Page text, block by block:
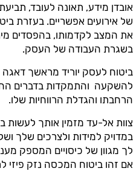
אובדן מידע, תאונה לעובד,
של אירועים אפשריים. בעזרת
את המצב לקדמותו, בהפסדים
בשגרת העבודה של העסק.
ביטוח לעסק יוריד מראשך דאגה
להשקעה והתמקדות בדברים
הרחבתו והגדלת הרווחיות שלו.
צוות אל-עד מזמין אותך לעשות
במדויק למידות ולצרכים שלך
לך מגוון של כיסויים המספק
אם זהו ביטוח המכסה נזק פיזי